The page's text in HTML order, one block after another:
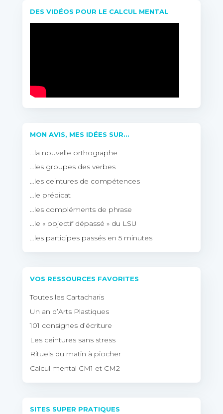
DES VIDÉOS POUR LE CALCUL MENTAL
MON AVIS, MES IDÉES SUR…
…la nouvelle orthographe
…les groupes des verbes
…les ceintures de compétences
…le prédicat
…les compléments de phrase
…le « objectif dépassé » du LSU
…les participes passés en 5 minutes
VOS RESSOURCES FAVORITES
Toutes les Cartacharis
Un an d’Arts Plastiques
101 consignes d’écriture
Les ceintures sans stress
Rituels du matin à piocher
Calcul mental CM1 et CM2
SITES SUPER PRATIQUES